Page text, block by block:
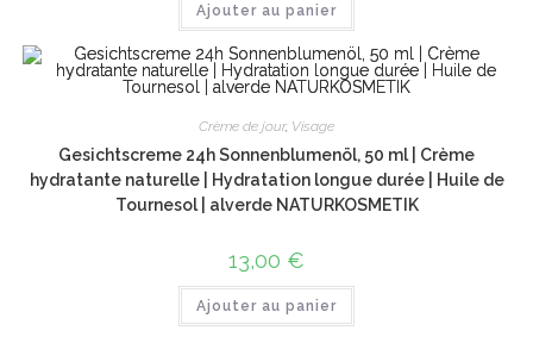
Ajouter au panier
Crème de jour, Visage
Gesichtscreme 24h Sonnenblumenöl, 50 ml | Crème
hydratante naturelle | Hydratation longue durée | Huile de
Tournesol | alverde NATURKOSMETIK
13,00 €
Ajouter au panier